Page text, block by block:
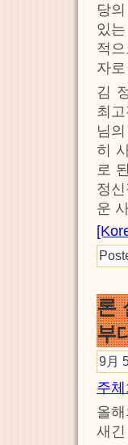
당
있
적
자
김
최
님
히
로
정
운
론
부
9月
주
올
새